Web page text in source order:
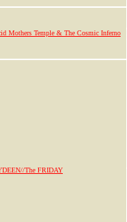
Mothers Temple & The Cosmic Inferno
The FRIDAY